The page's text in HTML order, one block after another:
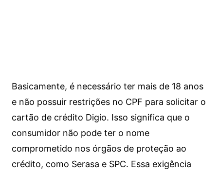
Basicamente, é necessário ter mais de 18 anos
e não possuir restrições no CPF para solicitar o
cartão de crédito Digio. Isso significa que o
consumidor não pode ter o nome
comprometido nos órgãos de proteção ao
crédito, como Serasa e SPC. Essa exigência